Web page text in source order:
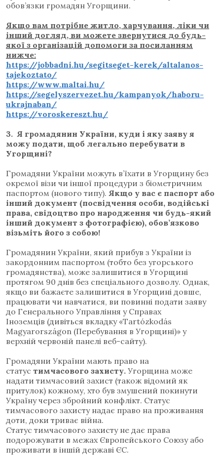
обов’язки громадян Угорщини.
Якщо вам потрібне житло, харчування, ліки чи
інший догляд, ви можете звернутися до будь-
якої з організацій допомоги за посиланням
нижче:
https://jobbadni.hu/segitseget-kerek/altalanos-
tajekoztato/
https://www.maltai.hu/
https://segelyszervezet.hu/kampanyok/haboru-
ukrajnaban/
https://voroskereszt.hu/
3. Я громадянин України, куди і яку заяву я
можу подати, щоб легально перебувати в
Угорщині?
Громадяни України можуть в’їхати в Угорщину без
окремої візи чи іншої процедури з біометричним
паспортом (нового типу). Якщо у вас є паспорт або
інший документ (посвідчення особи, водійські
права, свідоцтво про народження чи будь-який
інший документ з фотографією), обов’язково
візьміть його з собою!
Громадянин України, який прибув з України із
закордонним паспортом (тобто без угорського
громадянства), може залишитися в Угорщині
протягом 90 днів без спеціального дозволу. Однак,
якщо ви бажаєте залишитися в Угорщині довше,
працювати чи навчатися, ви повинні подати заяву
до Генерального Управління у Справах
Іноземців (дивіться вкладку «Tartózkodás
Magyarországon (Перебування в Угорщині)» у
верхній червоній панелі веб-сайту).
Громадяни України мають право на
статус тимчасового захисту. Угорщина може
надати тимчасовий захист (також відомий як
притулок) кожному, хто був змушений покинути
Україну через збройний конфлікт. Статус
тимчасового захисту надає право на проживання
доти, доки триває війна.
Статус тимчасового захисту не дає права
подорожувати в межах Європейського Союзу або
проживати в іншій державі ЄС.